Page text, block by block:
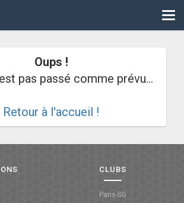
Oups !
pas passé comme prévu...
Retour à l'accueil !
CLUBS
Paris-SG